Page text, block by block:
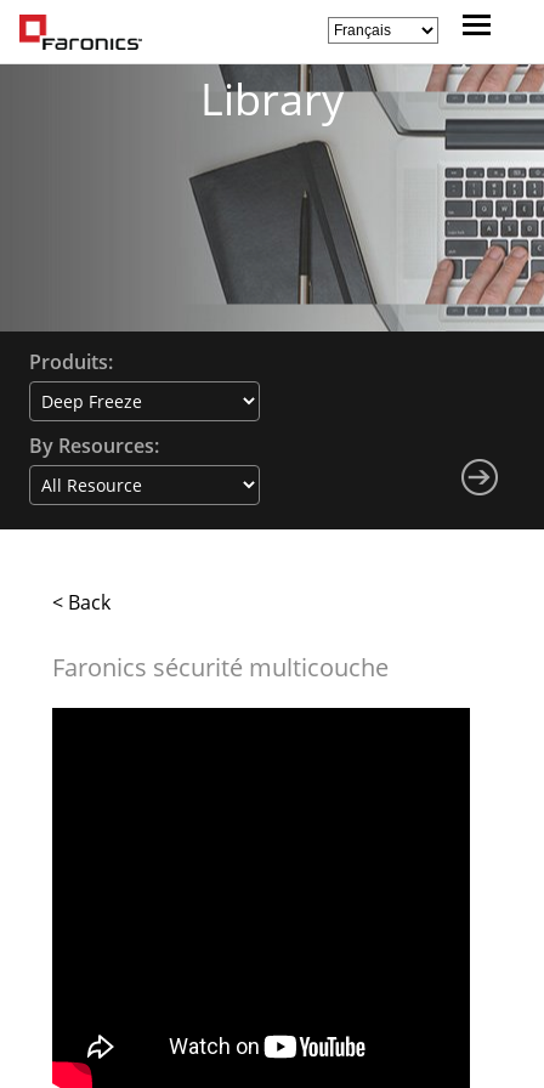
Library
Produits:
By Resources:
< Back
Faronics sécurité multicouche